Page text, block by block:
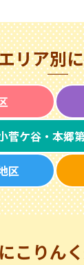
リア別
菅ケ谷・本郷
区
にこりん